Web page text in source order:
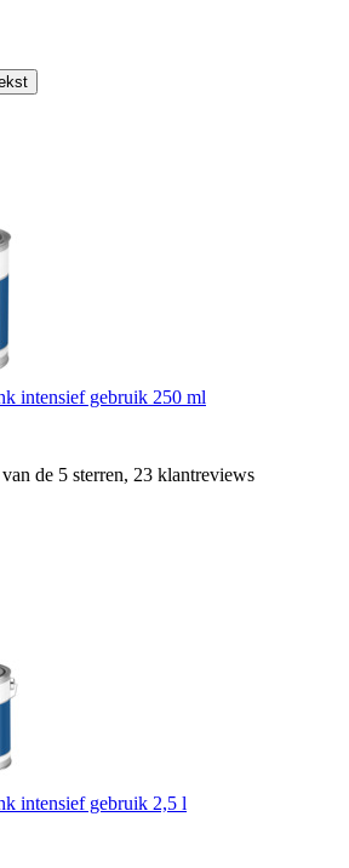
intensief gebruik 250 ml
de 5 sterren, 23 klantreviews
intensief gebruik 2,5 l